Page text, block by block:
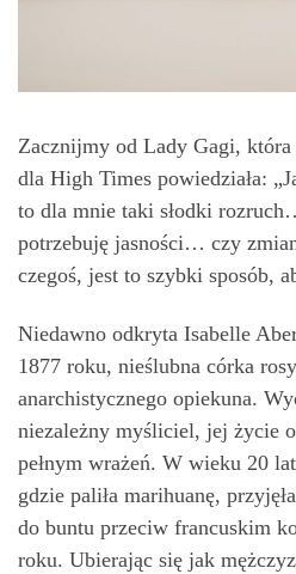
Zacznijmy od Lady Gagi,
dla High Times powiedziała:
to dla mnie taki słodki
potrzebuję jasności… czy
czegoś, jest to szybki sposób,
Niedawno odkryta Isabelle
1877 roku, nieślubna córka
anarchistycznego opiekuna.
niezależny myśliciel, jej życie
pełnym wrażeń. W wieku 20
gdzie paliła marihuanę,
do buntu przeciw francuskim
roku. Ubierając się jak